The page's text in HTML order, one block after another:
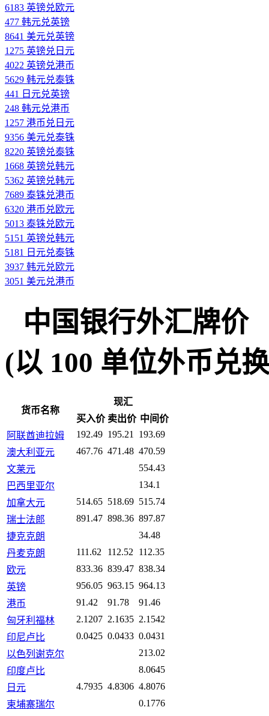
6183 英镑兑欧元
477 韩元兑英镑
8641 美元兑英镑
1275 英镑兑日元
4022 英镑兑港币
5629 韩元兑泰铢
441 日元兑英镑
248 韩元兑港币
1257 港币兑日元
9356 美元兑泰铢
8220 英镑兑泰铢
1668 英镑兑韩元
5362 英镑兑韩元
7689 泰铢兑港币
6320 港币兑欧元
5013 泰铢兑欧元
5151 英镑兑韩元
5181 日元兑泰铢
3937 韩元兑欧元
3051 美元兑港币
中国银行外汇牌价
(以 100 单位外币兑
货币名称
现汇
买入价 卖出价 中间价
阿联酋迪拉姆
192.49 195.21
193.69
澳大利亚元
467.76 471.48 470.59
文莱元
554.43
巴西里亚尔
134.1
加拿大元
514.65 518.69 515.74
瑞士法郎
891.47 898.36 897.87
捷克克朗
34.48
丹麦克朗
111.62 112.52
112.35
欧元
833.36 839.47 838.34
英镑
956.05 963.15 964.13
港币
91.42 91.78
91.46
匈牙利福林
2.1207 2.1635 2.1542
印尼卢比
0.0425 0.0433 0.0431
以色列谢克尔
213.02
印度卢比
8.0645
日元
4.7935 4.8306 4.8076
柬埔寨瑞尔
0.1776